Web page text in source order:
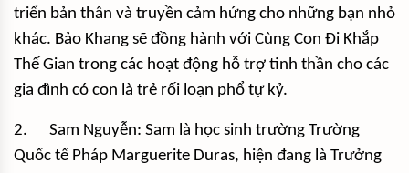
triển bản thân và truyền cảm hứng cho những bạn nhỏ
khác. Bảo Khang sẽ đồng hành với Cùng Con Đi Khắp
Thế Gian trong các hoạt động hỗ trợ tinh thần cho các
gia đình có con là trẻ rối loạn phổ tự kỷ.
2. Sam Nguyễn: Sam là học sinh trường Trường
Quốc tế Pháp Marguerite Duras, hiện đang là Trưởng